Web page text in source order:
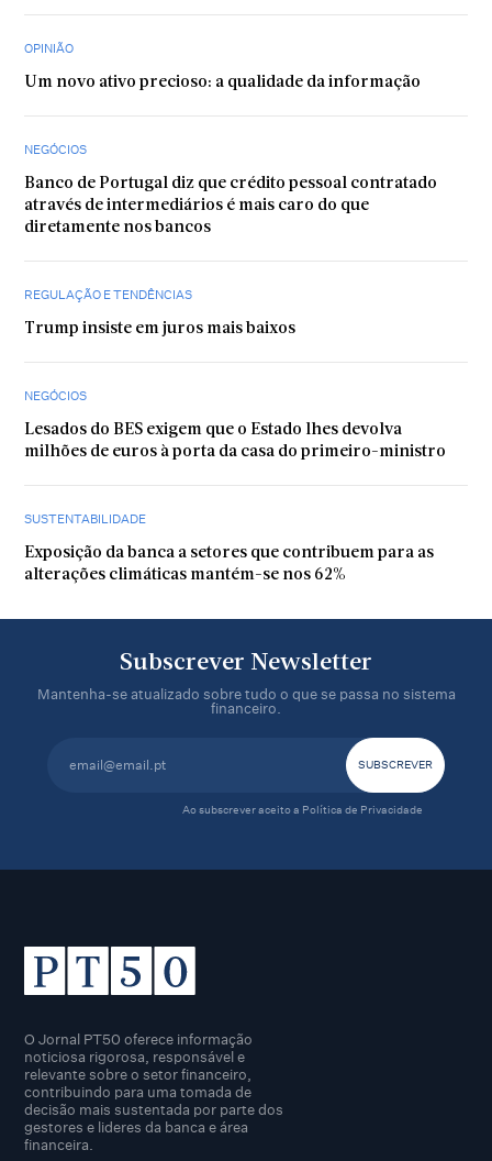
OPINIÃO
Um novo ativo precioso: a qualidade da informação
NEGÓCIOS
Banco de Portugal diz que crédito pessoal contratado
através de intermediários é mais caro do que
diretamente nos bancos
REGULAÇÃO E TENDÊNCIAS
Trump insiste em juros mais baixos
NEGÓCIOS
Lesados do BES exigem que o Estado lhes devolva
milhões de euros à porta da casa do primeiro-ministro
SUSTENTABILIDADE
Exposição da banca a setores que contribuem para as
alterações climáticas mantém-se nos 62%
Subscrever Newsletter
Mantenha-se atualizado sobre tudo o que se passa no sistema
financeiro.
Ao subscrever aceito a Política de Privacidade
O Jornal PT50 oferece informação
noticiosa rigorosa, responsável e
relevante sobre o setor financeiro,
contribuindo para uma tomada de
decisão mais sustentada por parte dos
gestores e lideres da banca e área
financeira.